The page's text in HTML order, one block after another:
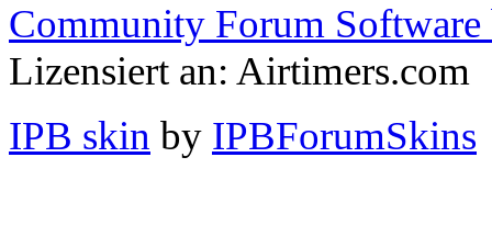
Community Forum Software
Lizensiert an: Airtimers.com
IPB skin by IPBForumSkins